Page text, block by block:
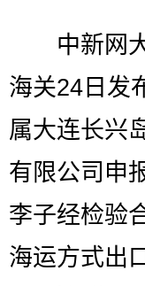
中新网大
海关24日发
属大连长兴
有限公司申
李子经检验
海运方式出